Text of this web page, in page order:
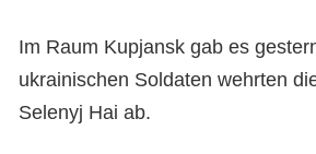
Im Raum Kupjansk gab es
ukrainischen Soldaten wehrten
Selenyj Hai ab.